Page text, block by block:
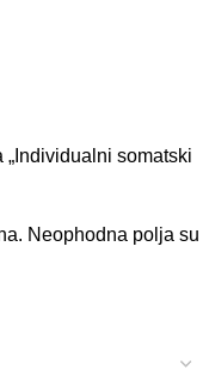
somatski
Neophodna polja su